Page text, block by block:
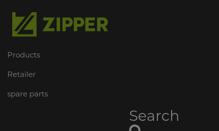
Products
Retailer
spare parts
Search